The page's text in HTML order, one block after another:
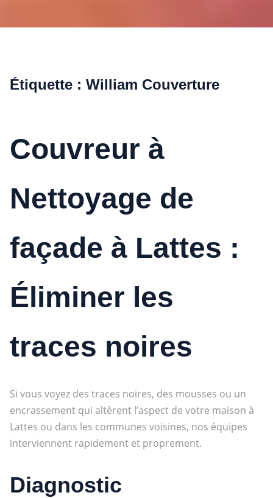
Étiquette : William Couverture
Couvreur à
Nettoyage de
façade à Lattes :
Éliminer les
traces noires
Si vous voyez des traces noires, des mousses ou un
encrassement qui altèrent l’aspect de votre maison à
Lattes ou dans les communes voisines, nos équipes
interviennent rapidement et proprement.
Diagnostic